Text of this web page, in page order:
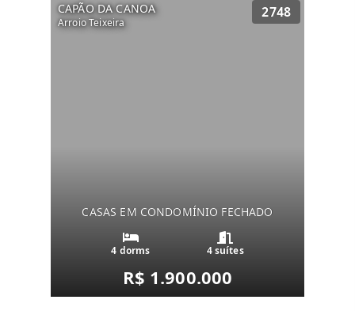
CAPÃO DA CANOA
Arroio Teixeira
2748
CASAS EM CONDOMÍNIO FECHADO
4 dorms 4 suítes
R$ 1.900.000